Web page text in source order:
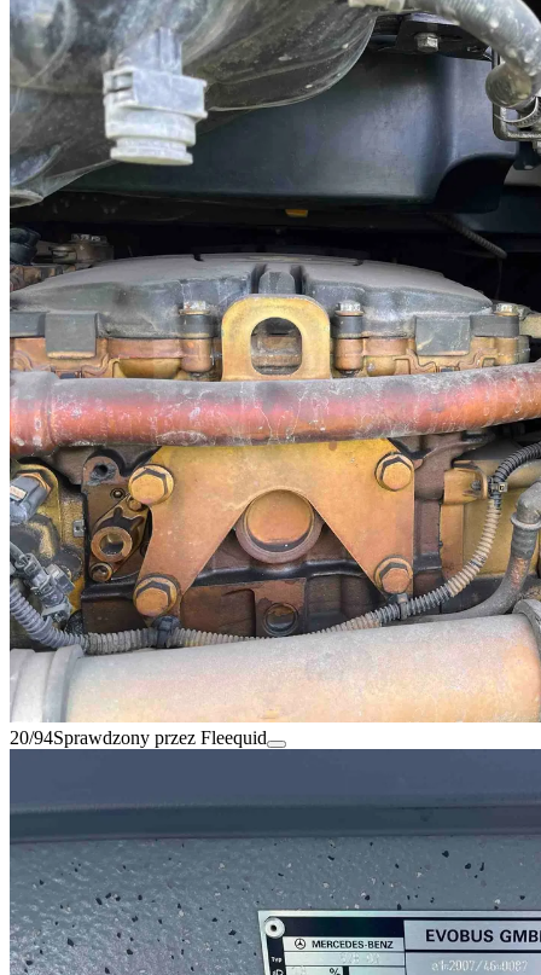
20/94Sprawdzony przez Fleequid